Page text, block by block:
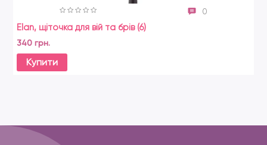
0
Elan, щіточка для вій та брів (6)
340 грн.
Купити